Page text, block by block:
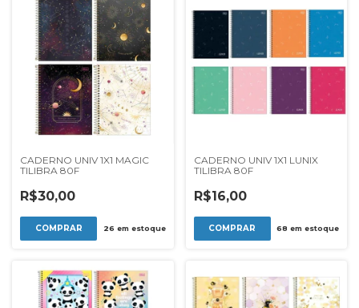
CADERNO UNIV 1X1 MAGIC
TILIBRA 80F
R$30,00
26 em estoque
CADERNO UNIV 1X1 LUNIX
TILIBRA 80F
R$16,00
68 em estoque